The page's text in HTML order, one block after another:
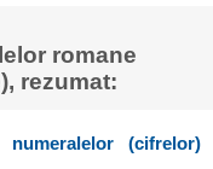
romane
rezumat:
(cifrelor)